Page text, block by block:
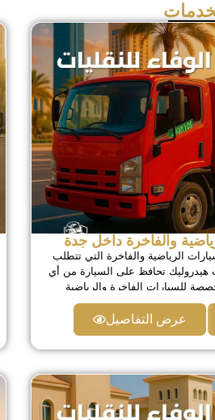
والفاخرة داخل جدة
الرياضية والفاخرة التي تتطلب
تحافظ على السيارة من أي
للسيارات الفاخرة والرياضية
احترافي عالي المستوى نقل سريع
عرض التفاصيل